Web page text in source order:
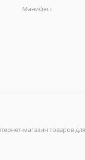
Манифест
магазин товаров